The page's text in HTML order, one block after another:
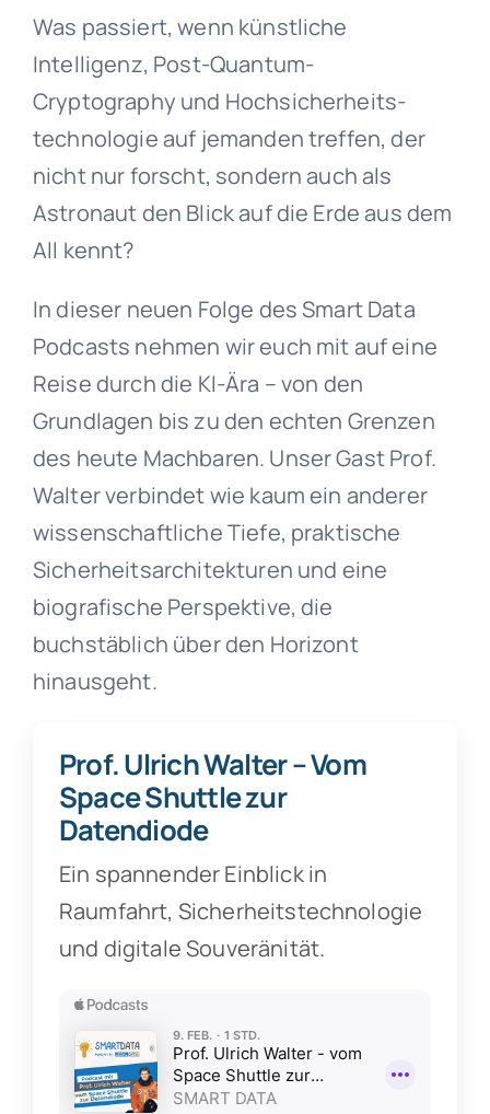
Was passiert, wenn künstliche
Intelligenz, Post-Quantum-
Cryptography und Hochsicherheits­
technologie auf jemanden treffen, der
nicht nur forscht, sondern auch als
Astronaut den Blick auf die Erde aus dem
All kennt?
In dieser neuen Folge des Smart Data
Podcasts nehmen wir euch mit auf eine
Reise durch die KI-Ära – von den
Grundlagen bis zu den echten Grenzen
des heute Machbaren. Unser Gast Prof.
Walter verbindet wie kaum ein anderer
wissenschaftliche Tiefe, praktische
Sicherheitsarchitekturen und eine
biografische Perspektive, die
buchstäblich über den Horizont
hinausgeht.
Prof. Ulrich Walter – Vom
Space Shuttle zur
Datendiode
Ein spannender Einblick in
Raumfahrt, Sicherheitstechnologie
und digitale Souveränität.